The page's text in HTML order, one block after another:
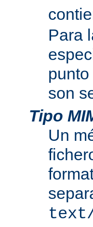
Para
son
Tipo
Un